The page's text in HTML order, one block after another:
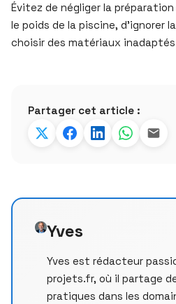
Évitez de négliger la
le poids de la piscine, d’ignorer
choisir des matériaux inadaptés
Partager cet article :
Yves
Yves est rédacteur
projets.fr, où il partage
pratiques dans les